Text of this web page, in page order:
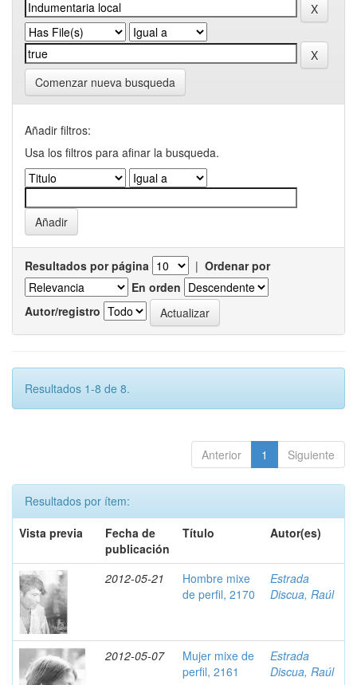
Comenzar nueva busqueda
Añadir filtros:
Usa los filtros para afinar la busqueda.
Resultados por página | Ordenar por
En orden
Autor/registro
Resultados 1-8 de 8.
Anterior 1 Siguiente
Resultados por ítem:
Vista previa
Fecha de
publicación
Título Autor(es)
2012-05-21
Hombre mixe
de perfil, 2170
Estrada
Discua, Raúl
2012-05-07
Mujer mixe de
perfil, 2161
Estrada
Discua, Raúl